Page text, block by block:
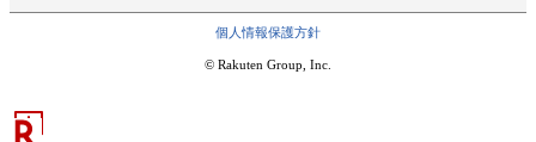
個人情報保護方針
© Rakuten Group, Inc.